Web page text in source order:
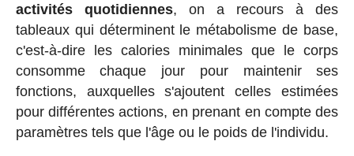
activités quotidiennes, on a recours à des
tableaux qui déterminent le métabolisme de base,
c'est-à-dire les calories minimales que le corps
consomme chaque jour pour maintenir ses
fonctions, auxquelles s'ajoutent celles estimées
pour différentes actions, en prenant en compte des
paramètres tels que l'âge ou le poids de l'individu.